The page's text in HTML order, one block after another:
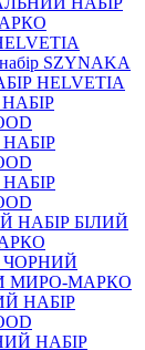
SZYNAKA
HELVETIA
НАБІР БІЛИЙ
МИРО-МАРКО
НАБІР
НАБІР